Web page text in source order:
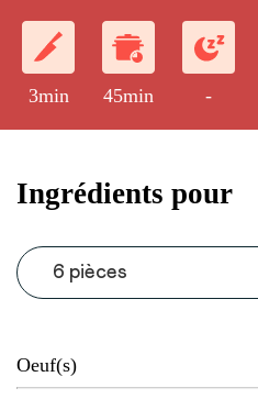
blanc élastique d'un œuf dur.
3min 45min -
Ingrédients pour
6 pièces
Oeuf(s)